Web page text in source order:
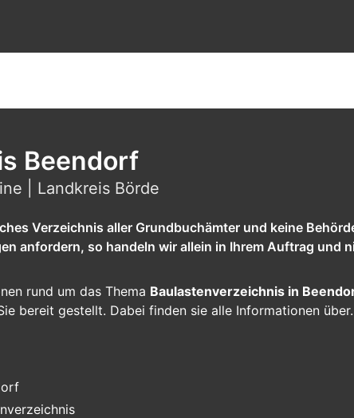
Beendorf
| Landkreis Börde
Verzeichnis aller Grundbuchämter und keine
anfordern, so handeln wir allein in Ihrem Auftrag und
rund um das Thema Baulastenverzeichnis in
bereit gestellt. Dabei finden sie alle Informationen